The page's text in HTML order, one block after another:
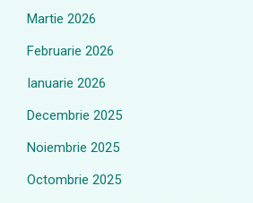
Martie 2026
Februarie 2026
Ianuarie 2026
Decembrie 2025
Noiembrie 2025
Octombrie 2025